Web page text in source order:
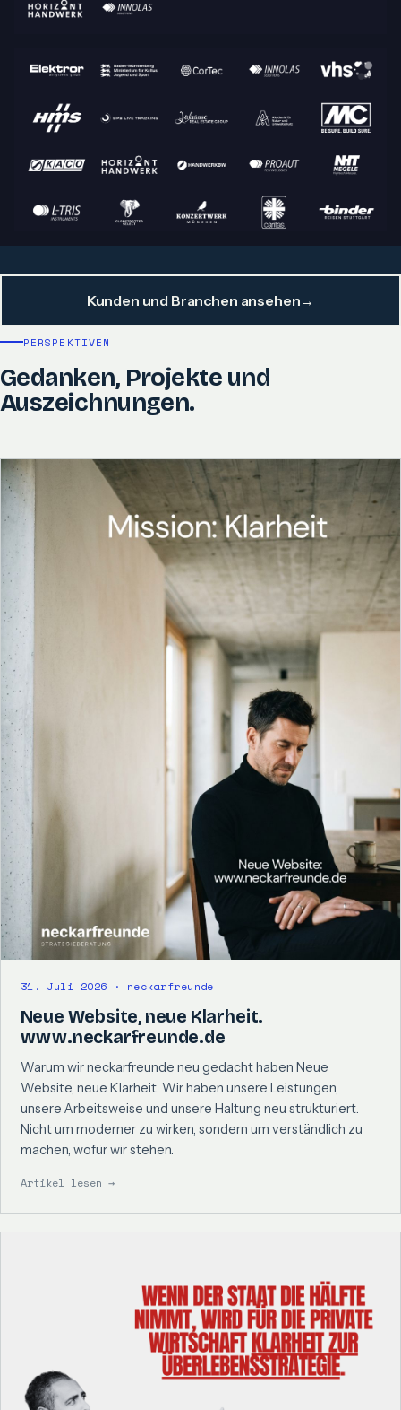
Kunden und Branchen ansehen→
PERSPEKTIVEN
Gedanken, Projekte und
Auszeichnungen.
31. Juli 2026 · neckarfreunde
Neue Website, neue Klarheit.
www.neckarfreunde.de
Warum wir neckarfreunde neu gedacht haben Neue
Website, neue Klarheit. Wir haben unsere Leistungen,
unsere Arbeitsweise und unsere Haltung neu strukturiert.
Nicht um moderner zu wirken, sondern um verständlich zu
machen, wofür wir stehen.
Artikel lesen →